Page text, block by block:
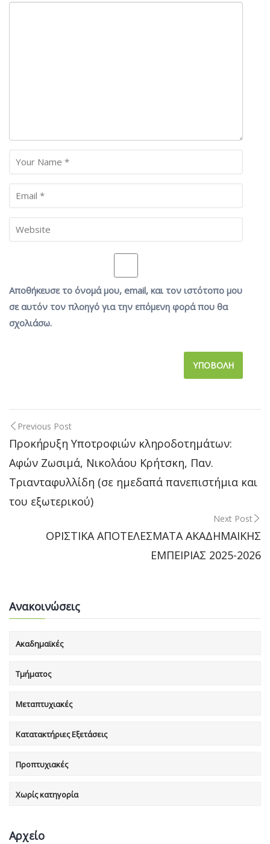
Αποθήκευσε το όνομά μου, email, και τον ιστότοπο μου
σε αυτόν τον πλοηγό για την επόμενη φορά που θα
σχολιάσω.
Post
navigation
Previous Post
Προκήρυξη Υποτροφιών κληροδοτημάτων:
Αφών Ζωσιμά, Νικολάου Κρήτσκη, Παν.
Τριανταφυλλίδη (σε ημεδαπά πανεπιστήμια και
του εξωτερικού)
Next Post
ΟΡΙΣΤΙΚΑ ΑΠΟΤΕΛΕΣΜΑΤΑ ΑΚΑΔΗΜΑΙΚΗΣ
ΕΜΠΕΙΡΙΑΣ 2025-2026
Ανακοινώσεις
Ακαδημαϊκές
Τμήματος
Μεταπτυχιακές
Κατατακτήριες Εξετάσεις
Προπτυχιακές
Χωρίς κατηγορία
Αρχείο